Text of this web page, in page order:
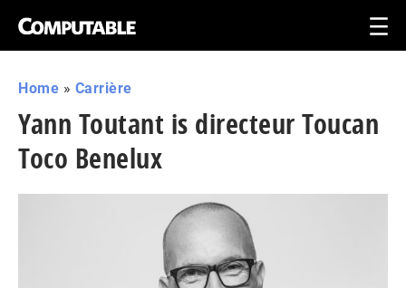
Home » Carrière
Yann Toutant is directeur Toucan
Toco Benelux